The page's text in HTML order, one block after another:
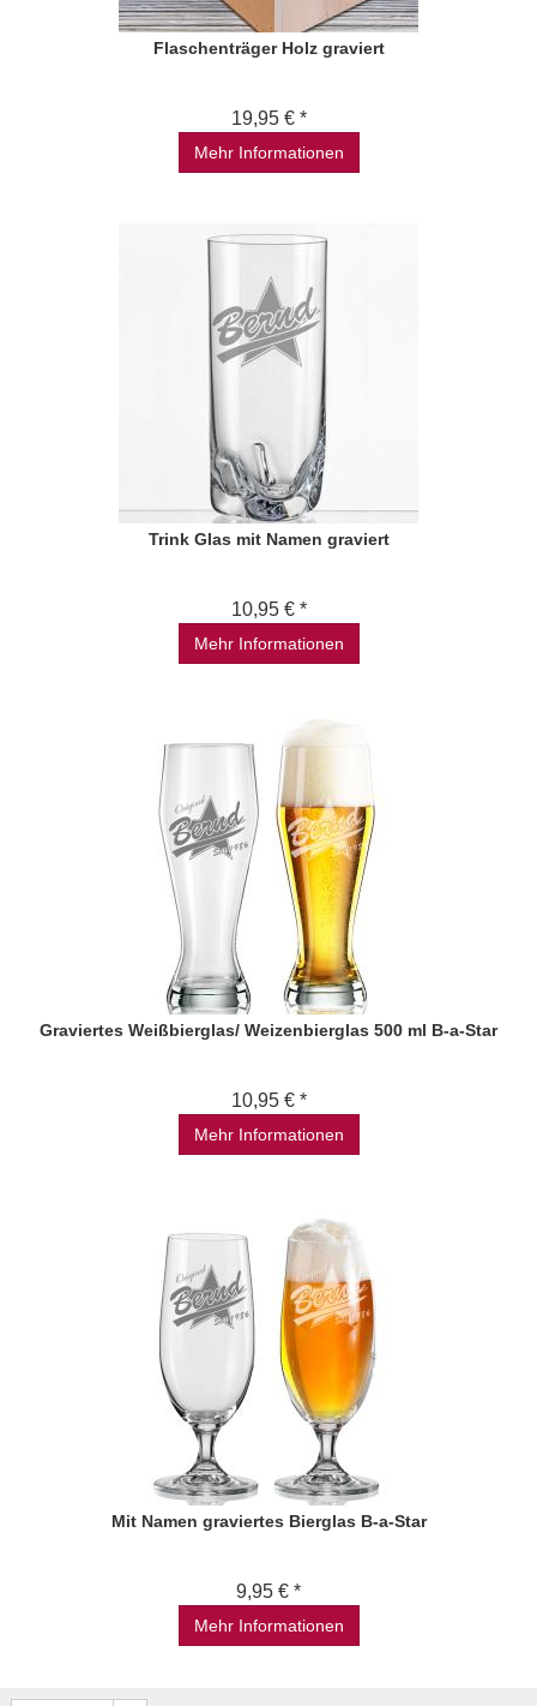
Flaschenträger Holz graviert
19,95 € *
Mehr Informationen
Trink Glas mit Namen graviert
10,95 € *
Mehr Informationen
Graviertes Weißbierglas/ Weizenbierglas 500 ml B-a-Star
10,95 € *
Mehr Informationen
Mit Namen graviertes Bierglas B-a-Star
9,95 € *
Mehr Informationen